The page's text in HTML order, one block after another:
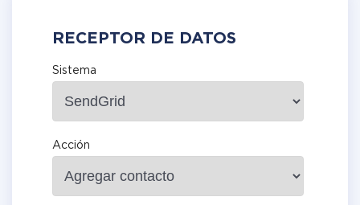
RECEPTOR DE DATOS
Sistema
Acción